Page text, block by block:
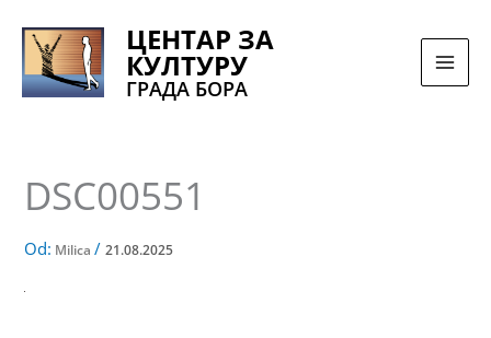
sadržaj
ЦЕНТАР ЗА
КУЛТУРУ
ГРАДА БОРА
DSC00551
Od: Milica/21.08.2025